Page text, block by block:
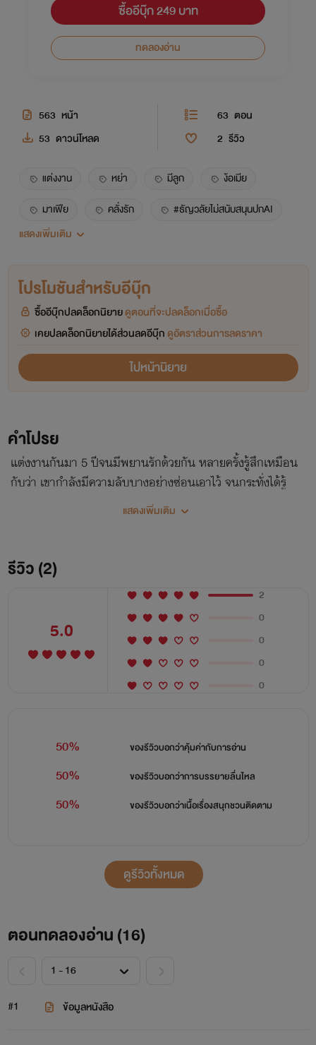
ซื้ออีบุ๊ก 249 บาท
ทดลองอ่าน
563 หน้า 63 ตอน
53 ดาวน์โหลด 2 รีวิว
แต่งงาน หย่า มีลูก
ง้อเมีย
มาเฟีย
คลั่งรัก
#ธัญวลัยไม่สนับสนุนปกAI
นักศึกษา
แสดงเพิ่มเติม
โปรโมชันสำหรับอีบุ๊ก
ซื้ออีบุ๊กปลดล็อกนิยายดูตอนที่จะปลดล็อกเมื่อซื้อ
เคยปลดล็อกนิยายได้ส่วนลดอีบุ๊ก ดูอัตราส่วนการลดราคา
ไปหน้านิยาย
คำโปรย
แต่งงานกันมา 5 ปีจนมีพยานรักด้วยกัน หลายครั้งรู้สึกเหมือน
กับว่า เขากำลังมีความลับบางอย่างซ่อนเอาไว้ จนกระทั่งได้รู้
ความจริงที่เขาไม่เคยบอกมาตลอด "เมื่อความรักขาดความเชื่อใจ
แสดงเพิ่มเติม
รีวิว (2)
5.0
2
0
0
0
0
50% ของรีวิวบอกว่าคุ้มค่ากับการอ่าน
50% ของรีวิวบอกว่าการบรรยายลื่นไหล
50% ของรีวิวบอกว่าเนื้อเรื่องสนุกชวนติดตาม
ดูรีวิวทั้งหมด
ตอนทดลองอ่าน (16)
#1 ข้อมูลหนังสือ